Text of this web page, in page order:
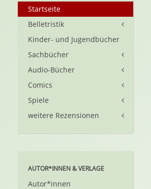
Startseite
Belletristik
Kinder- und Jugendbücher
Sachbücher
Audio-Bücher
Comics
Spiele
weitere Rezensionen
AUTOR*INNEN & VERLAGE
Autor*innen